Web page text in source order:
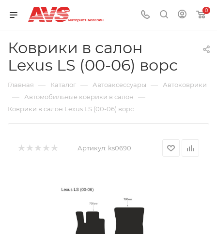
0
Коврики в салон
Lexus LS (00-06) ворс
Главная — Каталог — Автоаксессуары — Автоковрики
— Автомобильные коврики в салон —
Коврики в салон Lexus LS (00-06) ворс
Артикул: ks0690